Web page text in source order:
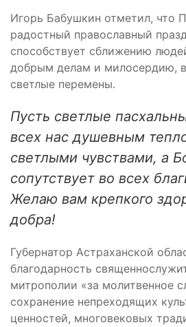
Игорь Бабушкин отметил, что
радостный православный
способствует сближению
добрым делам и милосердию,
светлые перемены.
Пусть светлые
всех нас душевным
светлыми чувствами, а
сопутствует во всех
Желаю вам крепкого
добра!
Губернатор Астраханской
благодарность
митрополии «за молитвенное
сохранение непреходящих
ценностей, многовековых